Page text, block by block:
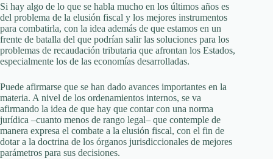
Si hay algo de lo que se habla mucho en los últimos años es
del problema de la elusión fiscal y los mejores instrumentos
para combatirla, con la idea además de que estamos en un
frente de batalla del que podrían salir las soluciones para los
problemas de recaudación tributaria que afrontan los Estados,
especialmente los de las economías desarrolladas.
Puede afirmarse que se han dado avances importantes en la
materia. A nivel de los ordenamientos internos, se va
afirmando la idea de que hay que contar con una norma
jurídica –cuanto menos de rango legal– que contemple de
manera expresa el combate a la elusión fiscal, con el fin de
dotar a la doctrina de los órganos jurisdiccionales de mejores
parámetros para sus decisiones.